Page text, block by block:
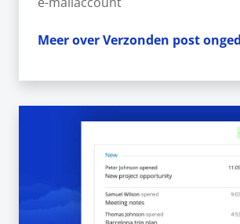
Meer over Verzonden post